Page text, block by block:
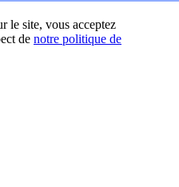
le site, vous acceptez
de notre politique de